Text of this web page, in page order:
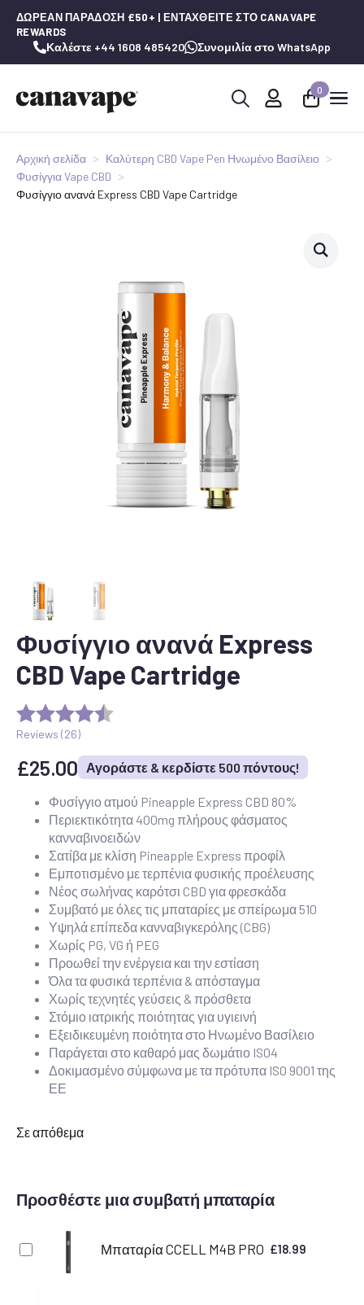
ΔΩΡΕΆΝ ΠΑΡΆΔΟΣΗ £50+ | ΕΝΤΑΧΘΕΊΤΕ ΣΤΟ CANAVAPE
REWARDS
Καλέστε +44 1608 485420 Συνομιλία στο WhatsApp
0
Αρχική σελίδα
Καλύτερη CBD Vape Pen Ηνωμένο Βασίλειο
Φυσίγγια Vape CBD
Φυσίγγιο ανανά Express CBD Vape Cartridge
Φυσίγγιο ανανά Express
CBD Vape Cartridge
Reviews (26)
£25.00 Αγοράστε & κερδίστε 500 πόντους!
Φυσίγγιο ατμού Pineapple Express CBD 80%
Περιεκτικότητα 400mg πλήρους φάσματος
κανναβινοειδών
Σατίβα με κλίση Pineapple Express προφίλ
Εμποτισμένο με τερπένια φυσικής προέλευσης
Νέος σωλήνας καρότσι CBD για φρεσκάδα
Συμβατό με όλες τις μπαταρίες με σπείρωμα 510
Υψηλά επίπεδα κανναβιγκερόλης (CBG)
Χωρίς PG, VG ή PEG
Προωθεί την ενέργεια και την εστίαση
Όλα τα φυσικά τερπένια & απόσταγμα
Χωρίς τεχνητές γεύσεις & πρόσθετα
Στόμιο ιατρικής ποιότητας για υγιεινή
Εξειδικευμένη ποιότητα στο Ηνωμένο Βασίλειο
Παράγεται στο καθαρό μας δωμάτιο ISO4
Δοκιμασμένο σύμφωνα με τα πρότυπα ISO 9001 της
ΕΕ
Σε απόθεμα
Προσθέστε μια συμβατή μπαταρία
Μπαταρία CCELL M4B PRO £18.99